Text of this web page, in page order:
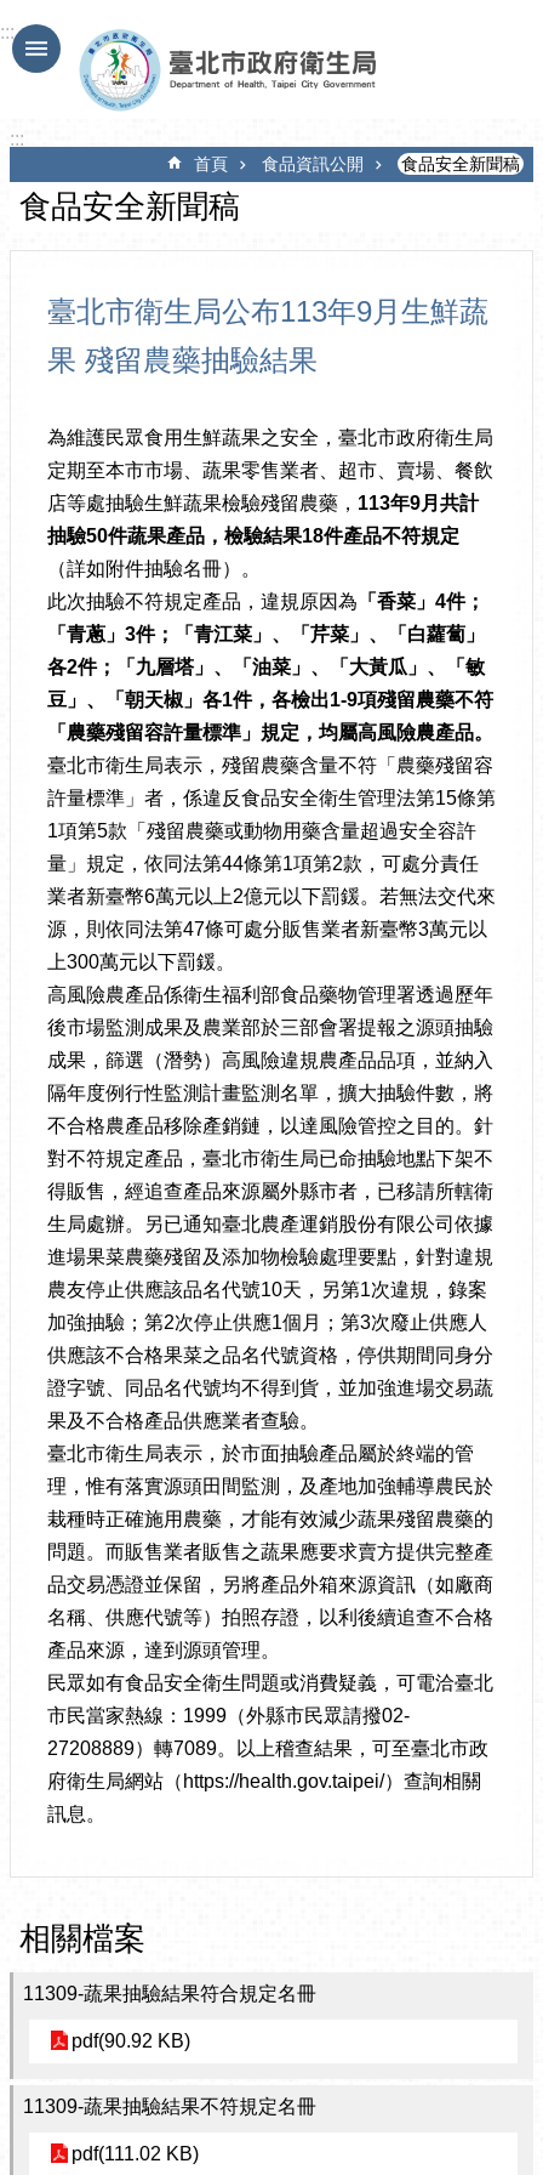
跳到主要內容區塊
:::
:::
首頁 食品資訊公開 食品安全新聞稿
食品安全新聞稿
臺北市衛生局公布113年9月生鮮蔬
果 殘留農藥抽驗結果
為維護民眾食用生鮮蔬果之安全，臺北市政府衛生局
定期至本市市場、蔬果零售業者、超市、賣場、餐飲
店等處抽驗生鮮蔬果檢驗殘留農藥， 113年9月共計
抽驗50件蔬果產品，檢驗結果18件產品不符規定
（詳如附件抽驗名冊）。
此次抽驗不符規定產品，違規原因為 「香菜」 4件；
「 青蔥」 3件； 「青江菜」、 「芹菜 」 、 「 白蘿蔔」
各2件； 「九層塔」、 「油菜 」 、 「 大黃瓜」、
「敏
豆 」 、 「朝天椒 」 各1件， 各檢出1-9項殘留農藥不符
「農藥殘留容許量標準」規定 ， 均屬高風險農產品。
臺北市衛生局表示，殘留農藥含量不符「農藥殘留容
許量標準」者，係違反食品安全衛生管理法第15條第
1項第5款「殘留農藥或動物用藥含量超過安全容許
量」規定，依同法第44條第1項第2款，可處分責任
業者新臺幣6萬元以上2億元以下罰鍰。若無法交代來
源，則依同法第47條可處分販售業者新臺幣3萬元以
上300萬元以下罰鍰。
高風險農產品係衛生福利部食品藥物管理署透過歷年
後市場監測成果及農業部於三部會署提報之源頭抽驗
成果，篩選（潛勢）高風險違規農產品品項，並納入
隔年度例行性監測計畫監測名單，擴大抽驗件數，將
不合格農產品移除產銷鏈，以達風險管控之目的。針
對不符規定產品，臺北市衛生局已命抽驗地點下架不
得販售，經追查產品來源屬外縣市者，已移請所轄衛
生局處辦。另已通知臺北農產運銷股份有限公司依據
進場果菜農藥殘留及添加物檢驗處理要點，針對違規
農友停止供應該品名代號10天，另第1次違規，錄案
加強抽驗；第2次停止供應1個月；第3次廢止供應人
供應該不合格果菜之品名代號資格，停供期間同身分
證字號、同品名代號均不得到貨，並加強進場交易蔬
果及不合格產品供應業者查驗。
臺北市衛生局表示，於市面抽驗產品屬於終端的管
理，惟有落實源頭田間監測，及產地加強輔導農民於
栽種時正確施用農藥，才能有效減少蔬果殘留農藥的
問題。而販售業者販售之蔬果應要求賣方提供完整產
品交易憑證並保留，另將產品外箱來源資訊（如廠商
名稱、供應代號等）拍照存證，以利後續追查不合格
產品來源，達到源頭管理。
民眾如有食品安全衛生問題或消費疑義，可電洽臺北
市民當家熱線：1999（外縣市民眾請撥02-
27208889）轉7089。以上稽查結果，可至臺北市政
府衛生局網站（https://health.gov.taipei/）查詢相關
訊息。
相關檔案
11309-蔬果抽驗結果符合規定名冊
pdf(90.92 KB)
11309-蔬果抽驗結果不符規定名冊
pdf(111.02 KB)